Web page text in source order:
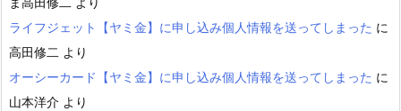
ライフジェット【ヤミ金】に申し込み個人情報を送ってしまった に
高田修二 より
オーシーカード【ヤミ金】に申し込み個人情報を送ってしまった に
山本洋介 より